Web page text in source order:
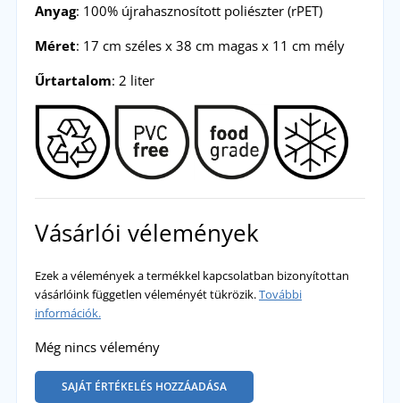
Anyag: 100% újrahasznosított poliészter (rPET)
Méret: 17 cm széles x 38 cm magas x 11 cm mély
Űrtartalom: 2 liter
Vásárlói vélemények
Ezek a vélemények a termékkel kapcsolatban bizonyítottan
vásárlóink független véleményét tükrözik.További
információk.
Még nincs vélemény
SAJÁT ÉRTÉKELÉS HOZZÁADÁSA